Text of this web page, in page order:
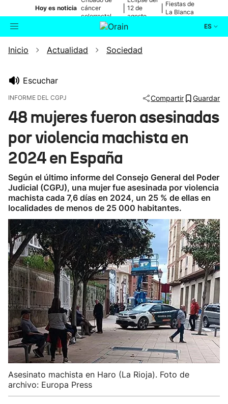
Hoy es noticia cáncer
colorrectal
12 de
agosto
Fiestas de
La Blanca
ES
Buscador Actualidad
Ikusmiran
Eguraldia
Inicio Actualidad Sociedad
Escuchar
INFORME DEL CGPJ Compartir Guardar
48 mujeres fueron asesinadas
por violencia machista en
2024 en España
Según el último informe del Consejo General del Poder
Judicial (CGPJ), una mujer fue asesinada por violencia
machista cada 7,6 días en 2024, un 25 % de ellas en
localidades de menos de 25 000 habitantes.
Asesinato machista en Haro (La Rioja). Foto de
archivo: Europa Press